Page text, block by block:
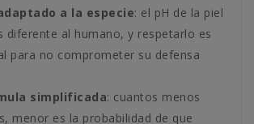
a la especie: el pH de la piel
diferente al humano, y respetarlo es
para no comprometer su defensa
simplificada: cuantos menos
menor es la probabilidad de que